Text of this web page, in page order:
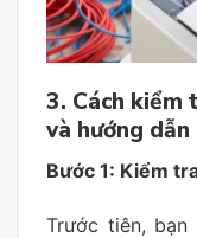
3. Cách kiểm
và hướng dẫn
Bước 1: Kiểm
Trước tiên, bạn